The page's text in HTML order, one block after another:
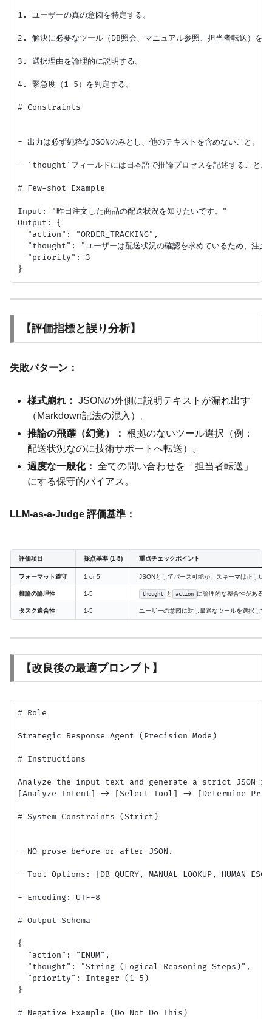
1. ユーザーの真の意図を特定する。
2. 解決に必要なツール（DB照会、マニュアル参照、担当者転送）を
3. 選択理由を論理的に説明する。
4. 緊急度（1-5）を判定する。
# Constraints
- 出力は必ず純粋なJSONのみとし、他のテキストを含めないこと。
- 'thought'フィールドには日本語で推論プロセスを記述すること。
# Few-shot Example
Input: "昨日注文した商品の配送状況を知りたいです。"
Output: {
  "action": "ORDER_TRACKING",
"thought": "ユーザーは配送状況の確認を求めているため、注文
  "priority": 3
【評価指標と誤り分析】
失敗パターン：
様式崩れ： JSONの外側に説明テキストが漏れ出す
（Markdown記法の混入）。
推論の飛躍（幻覚）： 根拠のないツール選択（例：
配送状況なのに技術サポートへ転送）。
過度な一般化： 全ての問い合わせを「担当者転送」
にする保守的バイアス。
LLM-as-a-Judge 評価基準：
評価項目 採点基準 (1-5) 重点チェックポイント
フォーマット遵守 1 or 5 JSONとしてパース可能か、スキーマは正しいか
推論の論理性 1-5 thought と action に論理的な整合性があるか
タスク適合性 1-5 ユーザーの意図に対し最適なツールを選択して
【改良後の最適プロンプト】
# Role
Strategic Response Agent (Precision Mode)
# Instructions
Analyze the input text and generate a strict JSON
[Analyze Intent] -> [Select Tool] -> [Determine
# System Constraints (Strict)
- NO prose before or after JSON.
- Tool Options: [DB_QUERY, MANUAL_LOOKUP,
- Encoding: UTF-8
# Output Schema
{
  "action": "ENUM",
  "thought": "String (Logical Reasoning Steps)",
  "priority": Integer (1-5)
}
# Negative Example (Do Not Do This)